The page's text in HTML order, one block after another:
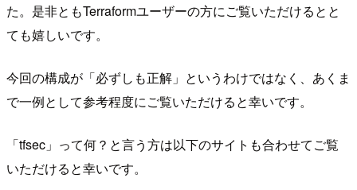
た。是非ともTerraformユーザーの方にご覧いただけるとと
ても嬉しいです。
今回の構成が「必ずしも正解」というわけではなく、あくま
で一例として参考程度にご覧いただけると幸いです。
「tfsec」って何？と言う方は以下のサイトも合わせてご覧
いただけると幸いです。